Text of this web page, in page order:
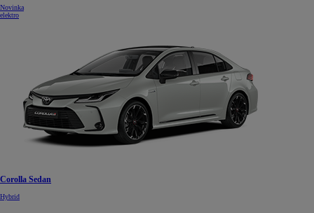
Novinka
elektro
Corolla Sedan
Hybrid